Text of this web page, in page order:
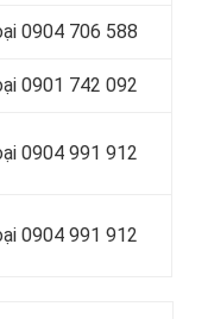
0904 706 588
0901 742 092
0904 991 912
0904 991 912